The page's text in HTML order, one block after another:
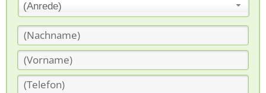
(Anrede)